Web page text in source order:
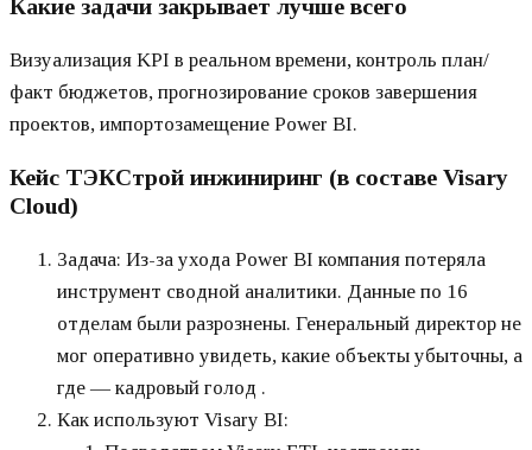
Какие задачи закрывает лучше всего
Визуализация KPI в реальном времени, контроль план/
факт бюджетов, прогнозирование сроков завершения
проектов, импортозамещение Power BI.
Кейс ТЭКСтрой инжиниринг (в составе Visary
Cloud)
Задача: Из-за ухода Power BI компания потеряла
инструмент сводной аналитики. Данные по 16
отделам были разрознены. Генеральный директор не
мог оперативно увидеть, какие объекты убыточны, а
где — кадровый голод .
Как используют Visary BI: